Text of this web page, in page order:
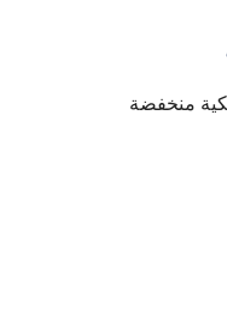
منخفضة